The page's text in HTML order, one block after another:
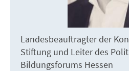
Landesbeauftragter der
Stiftung und Leiter des
Bildungsforums Hessen